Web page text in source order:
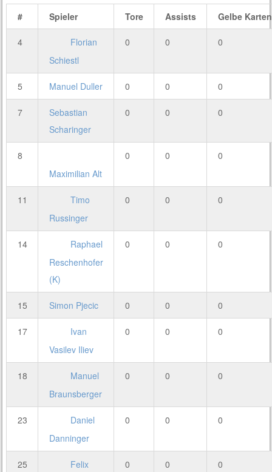
# Spieler Tore Assists Gelbe Karten
4
Florian
Schiestl
0 0 0
5 Manuel Duller 0 0 0
7
Sebastian
Scharinger
0 0 0
8
Maximilian Alt
0 0 0
11
Timo
Russinger
0 0 0
14
Raphael
Reschenhofer
(K)
0 0 0
15 Simon Pjecic 0 0 0
17
Ivan
Vasilev Iliev
0 0 0
18
Manuel
Braunsberger
0 0 0
23
Daniel
Danninger
0 0 0
25
Felix
0 0 0